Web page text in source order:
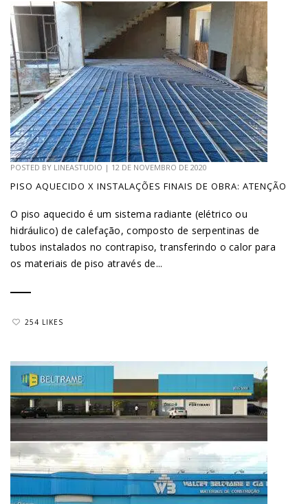
POSTED BY LINEASTUDIO | 12 DE NOVEMBRO DE 2020
PISO AQUECIDO X INSTALAÇÕES FINAIS DE OBRA: ATENÇÃO
O piso aquecido é um sistema radiante (elétrico ou
hidráulico) de calefação, composto de serpentinas de
tubos instalados no contrapiso, transferindo o calor para
os materiais de piso através de...
254 LIKES